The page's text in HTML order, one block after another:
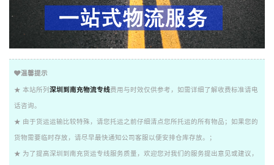
温馨提示
★ 本站所列 深圳到南充物流专线费用与时效仅供参考，如需详细了解收费标准请电
话咨询。
★ 由于货运运输比较特殊，请您托运之前仔细清点您所托运的所有物品；如果您的
货物需要临时存放，请尽早最快通知公司客服以便安排仓库存放。；
★ 为了提高深圳到南充货运专线服务质量，欢迎您对我们的服务提出意见或建议，